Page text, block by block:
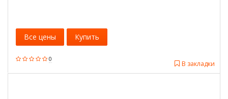
0
В закладки
Все цены Купить